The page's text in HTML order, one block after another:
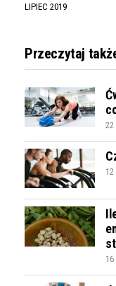
LIPIEC 2019
Przeczytaj
22
12
16